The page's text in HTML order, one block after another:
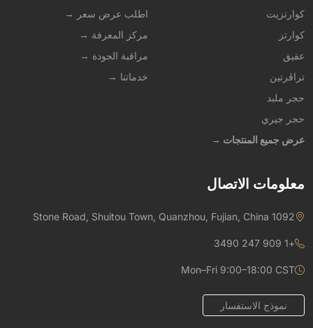
كوارتزيت
كوارتز
عقيق
تراڤرتين
حجر ملبد
حجر جيري
عرض جميع المنتجات →
اطلب عرض سعر →
مركز المعرفة →
مراقبة الجودة →
خدماتنا →
معلومات الاتصال
1092 Stone Road, Shuitou Town, Quanzhou, Fujian, China
+1 909 247 3490
Mon–Fri 9:00–18:00 CST
نموذج الاستفسار